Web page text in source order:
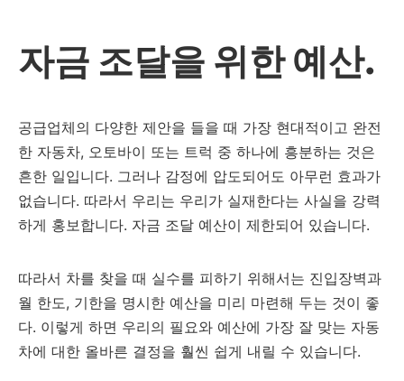
자금 조달을 위한 예산.
공급업체의 다양한 제안을 들을 때 가장 현대적이고 완전
한 자동차, 오토바이 또는 트럭 중 하나에 흥분하는 것은
흔한 일입니다. 그러나 감정에 압도되어도 아무런 효과가
없습니다. 따라서 우리는 우리가 실재한다는 사실을 강력
하게 홍보합니다. 자금 조달 예산이 제한되어 있습니다.
따라서 차를 찾을 때 실수를 피하기 위해서는 진입장벽과
월 한도, 기한을 명시한 예산을 미리 마련해 두는 것이 좋
다. 이렇게 하면 우리의 필요와 예산에 가장 잘 맞는 자동
차에 대한 올바른 결정을 훨씬 쉽게 내릴 수 있습니다.